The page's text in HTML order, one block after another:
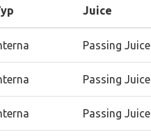
Juice
Passing Juice
Passing Juice
Passing Juice